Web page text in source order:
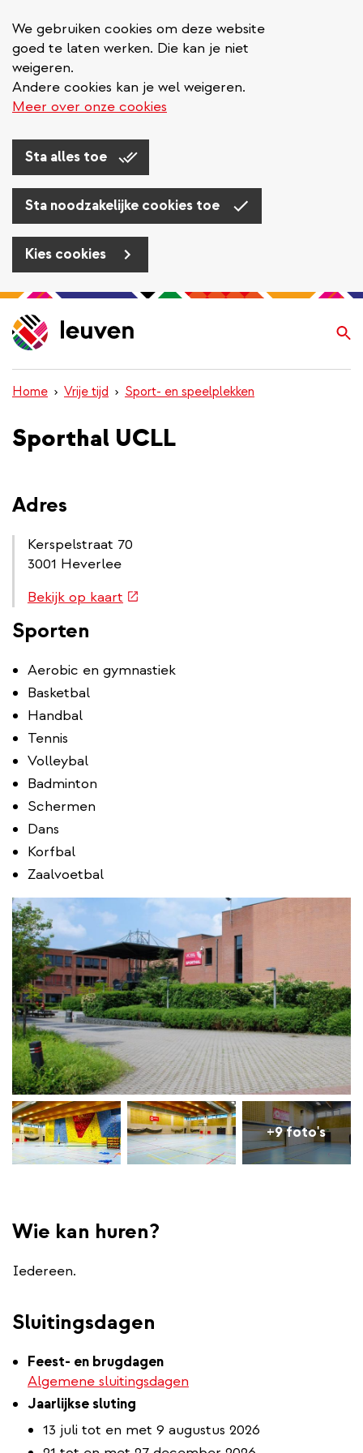
We gebruiken cookies om deze website
goed te laten werken. Die kan je niet
weigeren.
Andere cookies kan je wel weigeren.
Meer over onze cookies
Sta alles toe
Sta noodzakelijke cookies toe
Kies cookies
Overslaan
en
naar
inhoud
gaan
Home Vrije tijd Sport- en speelplekken
Sporthal UCLL
Adres
Kerspelstraat 70
3001 Heverlee
Routebeschrijving
Bekijk op kaart (externe
+9 foto's
Sporten
Aerobic en gymnastiek
Basketbal
Handbal
Tennis
Volleybal
Badminton
Schermen
Dans
Korfbal
Zaalvoetbal
Wie kan huren?
Iedereen.
Sluitingsdagen
Feest- en brugdagen
Algemene sluitingsdagen
Jaarlijkse sluting
13 juli tot en met 9 augustus 2026